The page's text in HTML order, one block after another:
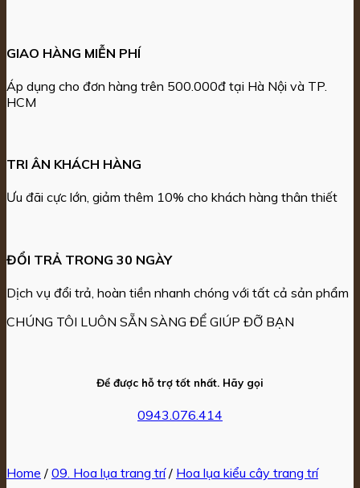
GIAO HÀNG MIỄN PHÍ
Áp dụng cho đơn hàng trên 500.000đ tại Hà Nội và TP.
HCM
TRI ÂN KHÁCH HÀNG
Ưu đãi cực lớn, giảm thêm 10% cho khách hàng thân thiết
ĐỔI TRẢ TRONG 30 NGÀY
Dịch vụ đổi trả, hoàn tiền nhanh chóng với tất cả sản phẩm
CHÚNG TÔI LUÔN SẴN SÀNG ĐỂ GIÚP ĐỠ BẠN
Để được hỗ trợ tốt nhất. Hãy gọi
0943.076.414
Home / 09. Hoa lụa trang trí / Hoa lụa kiểu cây trang trí